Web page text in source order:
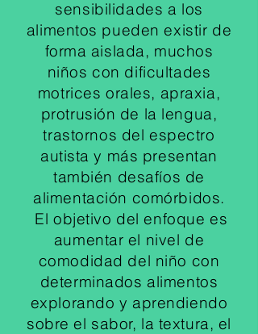
sensibilidades a los
alimentos pueden existir de
forma aislada, muchos
niños con dificultades
motrices orales, apraxia,
protrusión de la lengua,
trastornos del espectro
autista y más presentan
también desafíos de
alimentación comórbidos.
El objetivo del enfoque es
aumentar el nivel de
comodidad del niño con
determinados alimentos
explorando y aprendiendo
sobre el sabor, la textura, el